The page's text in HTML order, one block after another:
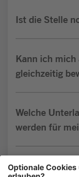
Ist die Stelle
Kann ich
gleichzeitig
Welche
werden für
Bin ich für die